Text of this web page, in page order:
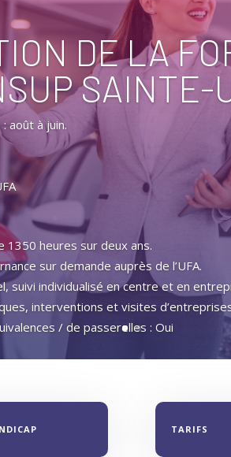
DE LA
SAINTE-
août à juin.
heures sur deux ans.
sur demande auprès de l’UFA.
suivi individualisé en centre et en
interventions et visites
/ de passerelles : Oui
TARIFS